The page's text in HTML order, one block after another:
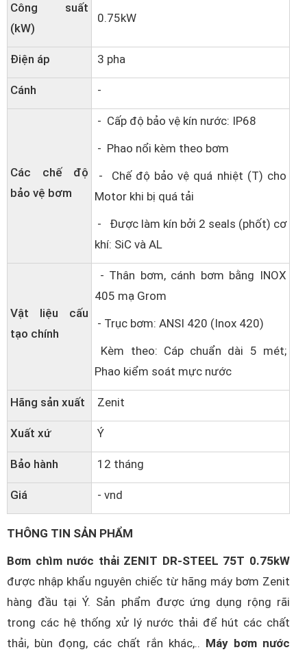
Công suất
(kW)
0.75kW
Điện áp 3 pha
Cánh -
Các chế độ
bảo vệ bơm
- Cấp độ bảo vệ kín nước: IP68
- Phao nổi kèm theo bơm
- Chế độ bảo vệ quá nhiệt (T) cho
Motor khi bị quá tải
- Được làm kín bởi 2 seals (phốt) cơ
khí: SiC và AL
Vật liệu cấu
tạo chính
- Thân bơm, cánh bơm bằng INOX
405 mạ Grom
- Trục bơm: ANSI 420 (Inox 420)
Kèm theo: Cáp chuẩn dài 5 mét;
Phao kiểm soát mực nước
Hãng sản xuất Zenit
Xuất xứ Ý
Bảo hành 12 tháng
Giá - vnd
THÔNG TIN SẢN PHẨM
Bơm chìm nước thải ZENIT DR-STEEL 75T 0.75kW
được nhập khẩu nguyên chiếc từ hãng máy bơm Zenit
hàng đầu tại Ý. Sản phẩm được ứng dụng rộng rãi
trong các hệ thống xử lý nước thải để hút các chất
thải, bùn đọng, các chất rắn khác,.. Máy bơm nước